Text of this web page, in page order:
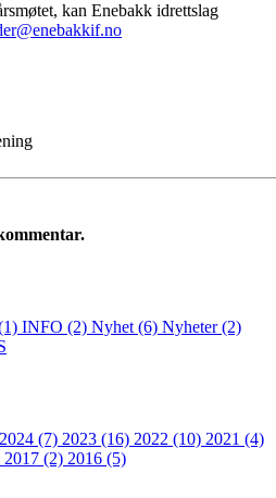
kan Enebakk idrettslag
INFO (2) Nyhet (6) Nyheter (2)
2024 (7) 2023 (16) 2022 (10) 2021 (4)
2017 (2) 2016 (5)